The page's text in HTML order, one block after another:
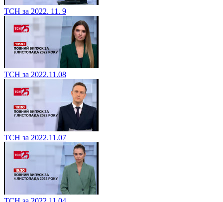
ТСН за 2022. 11. 9
ТСН за 2022.11.08
ТСН за 2022.11.07